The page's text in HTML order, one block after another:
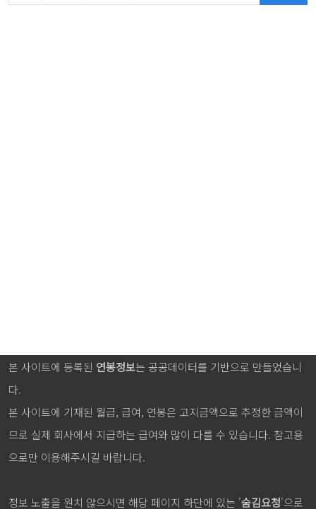
본 사이트에 등록된 연봉정보는 공공데이터를 기반으로 만들었습니
다.
본 사이트에 기재된 월급, 급여, 연봉은 고지금액으로 추정한 금액이
므로 실제 회사에서 지급하는 급여와 많이 다를 수 있습니다. 참고용
으로만 이용해주시길 바랍니다.
정보 노출을 원치 않으시면 해당 페이지 하단에 있는 '숨김요청'으로